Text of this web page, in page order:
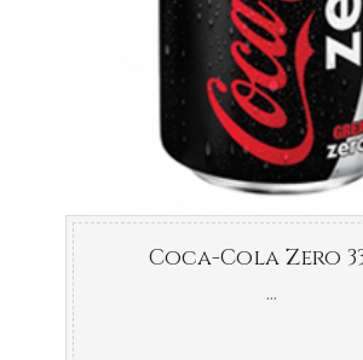
Coca-Cola Zero
...